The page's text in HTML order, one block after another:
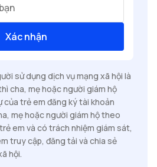
Xác nhận
sử dụng dịch vụ mạng xã hội là
cha, mẹ hoặc người giám hộ
trẻ em đăng ký tài khoản
mẹ hoặc người giám hộ theo
em và có trách nhiệm giám sát,
truy cập, đăng tải và chia sẻ
hội.